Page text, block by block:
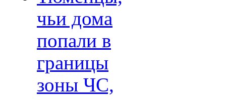
чьи дома
попали в
границы
зоны ЧС,